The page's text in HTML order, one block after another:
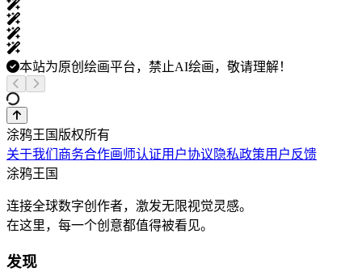
本站为原创绘画平台，禁止AI绘画，敬请理解！
涂鸦王国版权所有
关于我们 商务合作画师认证用户协议 隐私政策用户反馈
涂鸦王国
连接全球数字创作者，激发无限视觉灵感。
在这里，每一个创意都值得被看见。
发现